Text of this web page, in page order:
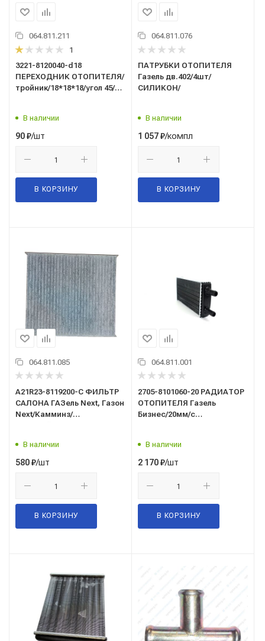
064.811.211
1
3221-8120040-d18
ПЕРЕХОДНИК ОТОПИТЕЛЯ/
тройник/18*18*18/угол 45/
В наличии
90₽/шт
В КОРЗИНУ
064.811.076
ПАТРУБКИ ОТОПИТЕЛЯ
Газель дв.402/4шт/
СИЛИКОН/
В наличии
1 057₽/компл
В КОРЗИНУ
064.811.085
A21R23-8119200-C ФИЛЬТР
САЛОНА ГАЗель Next, Газон
Next/Камминз/
В наличии
580₽/шт
В КОРЗИНУ
064.811.001
2705-8101060-20 РАДИАТОР
ОТОПИТЕЛЯ Газель
Бизнес/20мм/с
В наличии
2 170₽/шт
В КОРЗИНУ